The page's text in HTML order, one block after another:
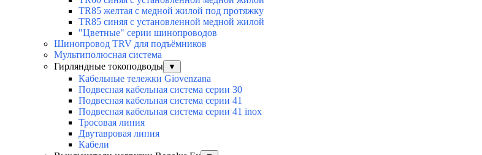
TR85 желтая с медной жилой под протяжку
TR85 синяя с установленной медной жилой
"Цветные" серии шинопроводов
Шинопровод TRV для подъёмников
Мультиполюсная система
Гирляндные токоподводы
▼
Кабельные тележки Giovenzana
Подвесная кабельная система серии 30
Подвесная кабельная система серии 41
Подвесная кабельная система серии 41 inox
Тросовая линия
Двутавровая линия
Кабели